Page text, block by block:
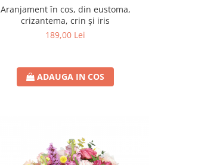
Aranjament în cos, din eustoma,
crizantema, crin și iris
189,00 Lei
ADAUGA IN COS